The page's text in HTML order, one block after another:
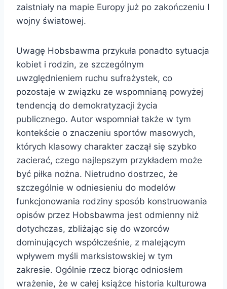
zaistniały na mapie Europy już po zakończeniu I
wojny światowej.
Uwagę Hobsbawma przykuła ponadto sytuacja
kobiet i rodzin, ze szczególnym
uwzględnieniem ruchu sufrażystek, co
pozostaje w związku ze wspomnianą powyżej
tendencją do demokratyzacji życia
publicznego. Autor wspomniał także w tym
kontekście o znaczeniu sportów masowych,
których klasowy charakter zaczął się szybko
zacierać, czego najlepszym przykładem może
być piłka nożna. Nietrudno dostrzec, że
szczególnie w odniesieniu do modelów
funkcjonowania rodziny sposób konstruowania
opisów przez Hobsbawma jest odmienny niż
dotychczas, zbliżając się do wzorców
dominujących współcześnie, z malejącym
wpływem myśli marksistowskiej w tym
zakresie. Ogólnie rzecz biorąc odniosłem
wrażenie, że w całej książce historia kulturowa